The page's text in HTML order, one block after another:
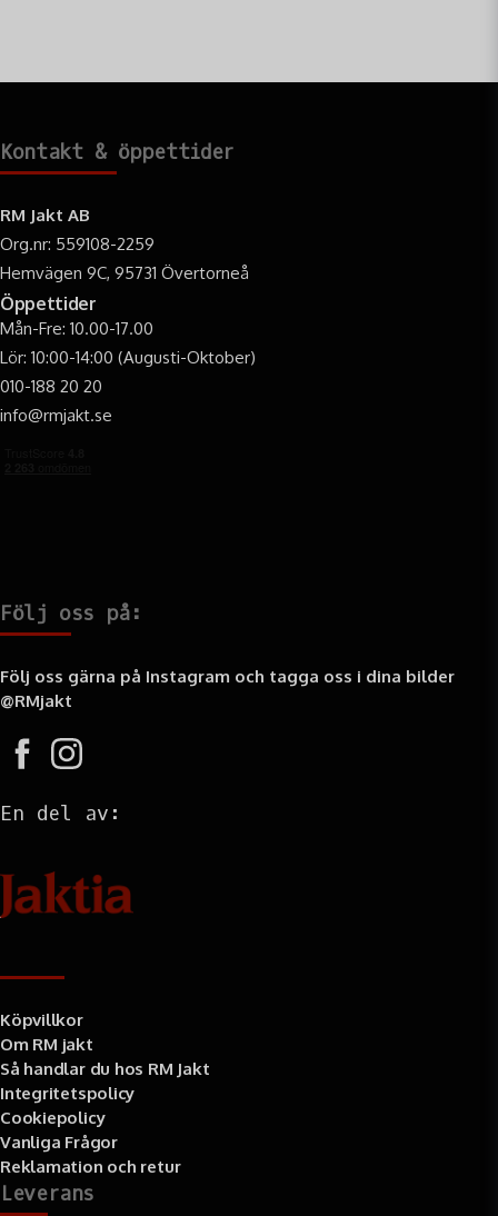
Kontakt & öppettider
RM Jakt AB
Org.nr: 559108-2259
Hemvägen 9C, 95731 Övertorneå
Öppettider
Mån-Fre: 10.00-17.00
Lör: 10:00-14:00 (Augusti-Oktober)
010-188 20 20
info@rmjakt.se
Följ oss på:
Följ oss gärna på Instagram och tagga oss i dina bilder
@RMjakt
En del av:
Köpvillkor
Om RM jakt
Så handlar du hos RM Jakt
Integritetspolicy
Cookiepolicy
Vanliga Frågor
Reklamation och retur
Leverans